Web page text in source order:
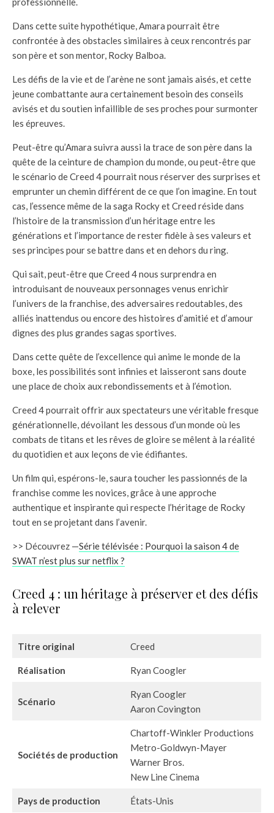
Dans cette suite hypothétique, Amara pourrait être
confrontée à des obstacles similaires à ceux rencontrés par
son père et son mentor, Rocky Balboa.
Les défis de la vie et de l’arène ne sont jamais aisés, et cette
jeune combattante aura certainement besoin des conseils
avisés et du soutien infaillible de ses proches pour surmonter
les épreuves.
Peut-être qu’Amara suivra aussi la trace de son père dans la
quête de la ceinture de champion du monde, ou peut-être que
le scénario de Creed 4 pourrait nous réserver des surprises et
emprunter un chemin différent de ce que l’on imagine. En tout
cas, l’essence même de la saga Rocky et Creed réside dans
l’histoire de la transmission d’un héritage entre les
générations et l’importance de rester fidèle à ses valeurs et
ses principes pour se battre dans et en dehors du ring.
Qui sait, peut-être que Creed 4 nous surprendra en
introduisant de nouveaux personnages venus enrichir
l’univers de la franchise, des adversaires redoutables, des
alliés inattendus ou encore des histoires d’amitié et d’amour
dignes des plus grandes sagas sportives.
Dans cette quête de l’excellence qui anime le monde de la
boxe, les possibilités sont infinies et laisseront sans doute
une place de choix aux rebondissements et à l’émotion.
Creed 4 pourrait offrir aux spectateurs une véritable fresque
générationnelle, dévoilant les dessous d’un monde où les
combats de titans et les rêves de gloire se mêlent à la réalité
du quotidien et aux leçons de vie édifiantes.
Un film qui, espérons-le, saura toucher les passionnés de la
franchise comme les novices, grâce à une approche
authentique et inspirante qui respecte l’héritage de Rocky
tout en se projetant dans l’avenir.
>> Découvrez —Série télévisée : Pourquoi la saison 4 de
SWAT n’est plus sur netflix ?
Creed 4 : un héritage à préserver et des défis
à relever
Titre original Creed
Réalisation Ryan Coogler
Scénario
Ryan Coogler
Aaron Covington
Sociétés de production
Chartoff-Winkler Productions
Metro-Goldwyn-Mayer
Warner Bros.
New Line Cinema
Pays de production États-Unis